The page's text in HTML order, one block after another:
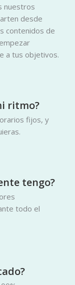
nuestros
desde
contenidos de
a tus objetivos.
ritmo?
fijos, y
tengo?
todo el